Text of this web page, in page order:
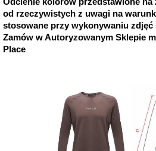
od rzeczywistych z uwagi na
stosowane przy wykonywaniu zdjęć
Zamów w Autoryzowanym Sklepie
Place